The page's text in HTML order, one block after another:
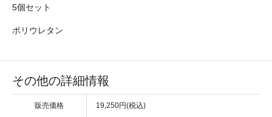
5個セット
ポリウレタン
その他の詳細情報
販売価格 19,250円(税込)